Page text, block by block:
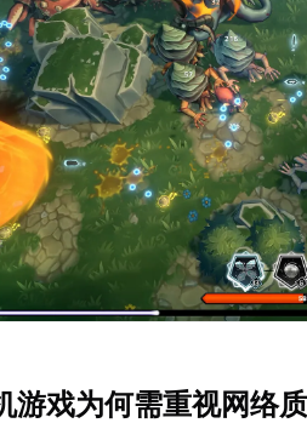
游戏为何需重视网络